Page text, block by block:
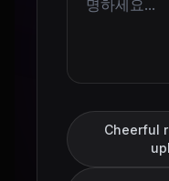
Cheerful